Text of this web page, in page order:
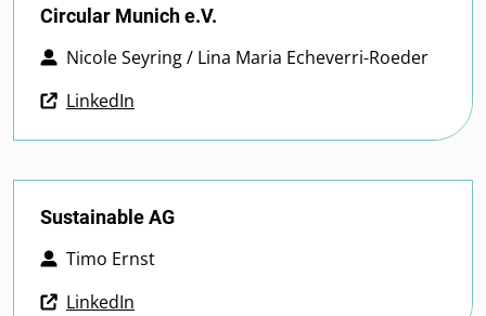
Circular Munich e.V.
Nicole Seyring / Lina Maria Echeverri-Roeder
LinkedIn
Sustainable AG
Timo Ernst
LinkedIn